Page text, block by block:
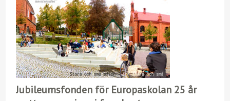
Jubileumsfonden för Europaskolan 25 år